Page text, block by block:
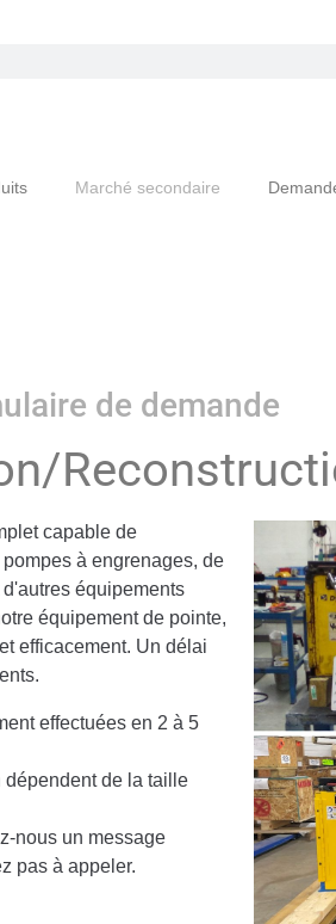
Marché secondaire
de demande
capable de
à engrenages, de
équipements
équipement de pointe,
efficacement. Un délai
effectuées en 2 à 5
dépendent de la taille
nous un message
pas à appeler.